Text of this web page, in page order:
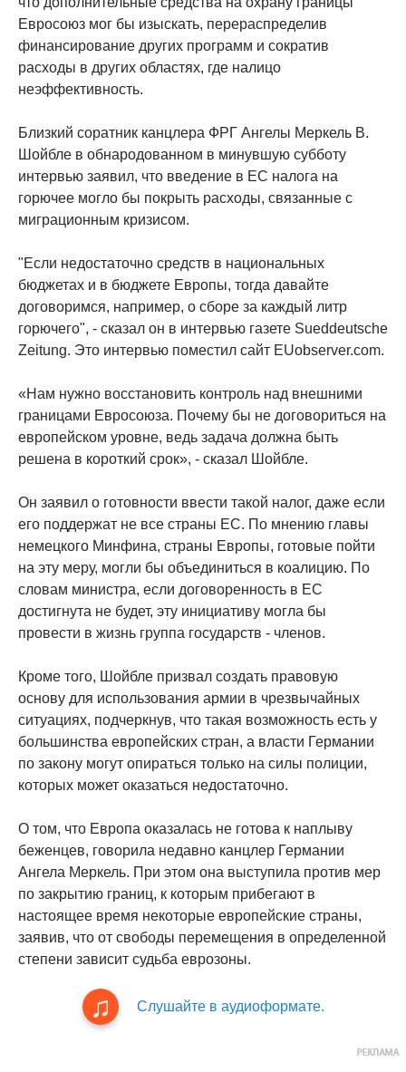
Евросоюз мог бы изыскать, перераспределив
финансирование других программ и сократив
расходы в других областях, где налицо
неэффективность.
Близкий соратник канцлера ФРГ Ангелы Меркель В.
Шойбле в обнародованном в минувшую субботу
интервью заявил, что введение в ЕС налога на
горючее могло бы покрыть расходы, связанные с
миграционным кризисом.
"Если недостаточно средств в национальных
бюджетах и в бюджете Европы, тогда давайте
договоримся, например, о сборе за каждый литр
горючего", - сказал он в интервью газете Sueddeutsche
Zeitung. Это интервью поместил сайт EUobserver.com.
«Нам нужно восстановить контроль над внешними
границами Евросоюза. Почему бы не договориться на
европейском уровне, ведь задача должна быть
решена в короткий срок», - сказал Шойбле.
Он заявил о готовности ввести такой налог, даже если
его поддержат не все страны ЕС. По мнению главы
немецкого Минфина, страны Европы, готовые пойти
на эту меру, могли бы объединиться в коалицию. По
словам министра, если договоренность в ЕС
достигнута не будет, эту инициативу могла бы
провести в жизнь группа государств - членов.
Кроме того, Шойбле призвал создать правовую
основу для использования армии в чрезвычайных
ситуациях, подчеркнув, что такая возможность есть у
большинства европейских стран, а власти Германии
по закону могут опираться только на силы полиции,
которых может оказаться недостаточно.
О том, что Европа оказалась не готова к наплыву
беженцев, говорила недавно канцлер Германии
Ангела Меркель. При этом она выступила против мер
по закрытию границ, к которым прибегают в
настоящее время некоторые европейские страны,
заявив, что от свободы перемещения в определенной
степени зависит судьба еврозоны.
Слушайте в аудиоформате.